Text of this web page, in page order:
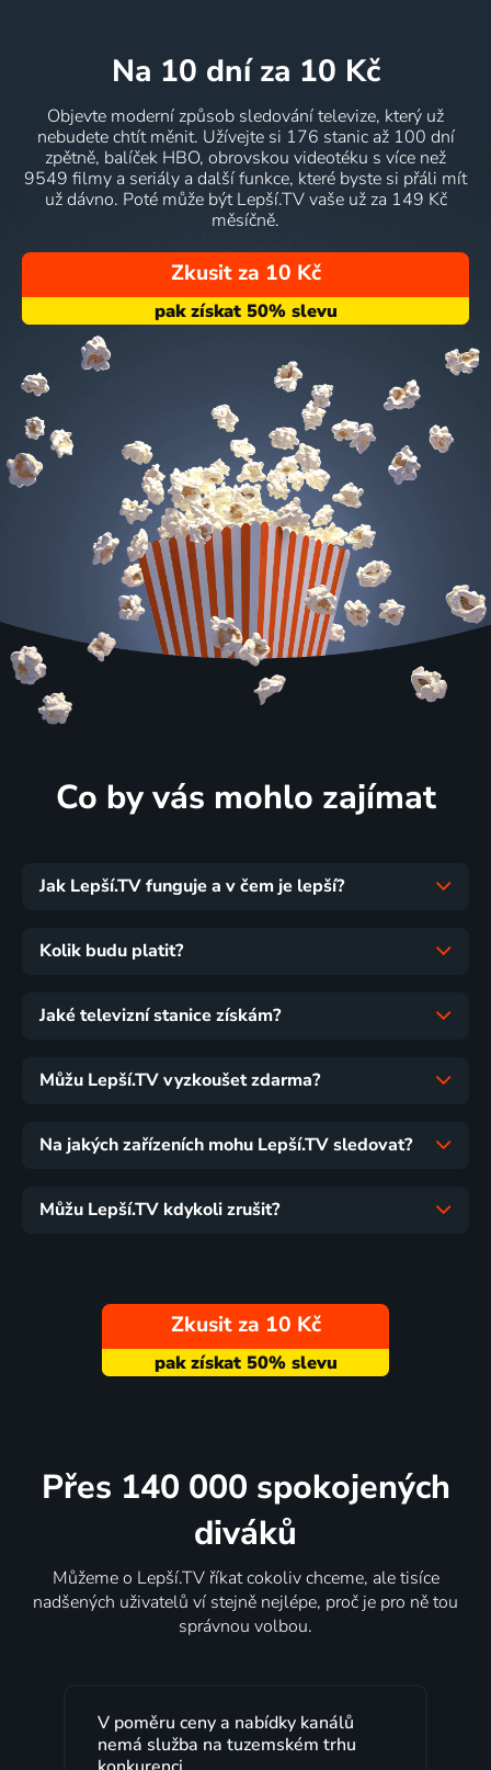
na 10 dní za 10 Kč
Objevte moderní způsob sledování televize, který už
nebudete chtít měnit. Užívejte si 176 stanic až 100 dní
zpětně, balíček HBO, obrovskou videotéku s více než
9549 filmy a seriály a další funkce, které byste si přáli mít
už dávno. Poté může být Lepší.TV vaše už za 149 Kč
měsíčně.
Zkusit za 10 Kč
Co by vás mohlo zajímat
Jak Lepší.TV funguje a v čem je lepší?
Kolik budu platit?
Jaké televizní stanice získám?
Můžu Lepší.TV vyzkoušet zdarma?
Na jakých zařízeních mohu Lepší.TV sledovat?
Můžu Lepší.TV kdykoli zrušit?
Zkusit za 10 Kč
Přes 140 000 spokojených
diváků
Můžeme o Lepší.TV říkat cokoliv chceme, ale tisíce
nadšených uživatelů ví stejně nejlépe, proč je pro ně tou
správnou volbou.
Lepší.TV sleduji už několik let s
maximální spokojeností. Velký výběr